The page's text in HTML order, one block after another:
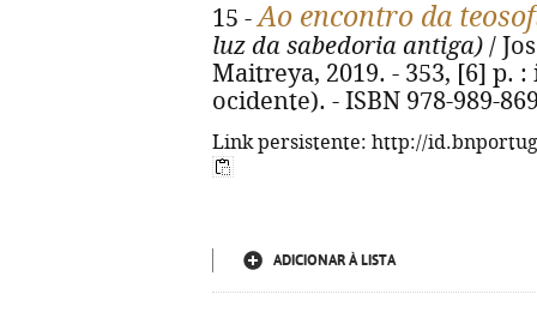
15 -Ao encontro da
luz da sabedoria antiga) /
Maitreya, 2019. - 353, [6] p.
ocidente). - ISBN 978-989-
Link persistente: http://
ADICIONAR À LISTA